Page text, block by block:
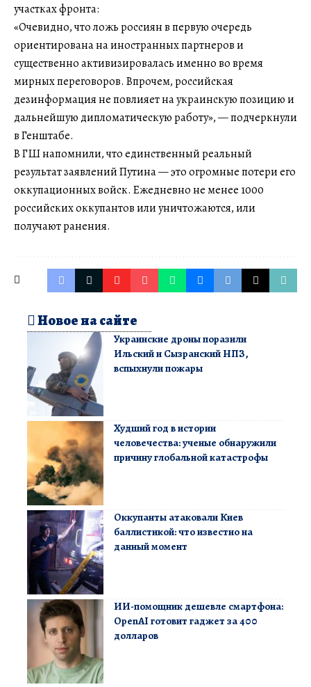
участках фронта:
«Очевидно, что ложь россиян в первую очередь
ориентирована на иностранных партнеров и
существенно активизировалась именно во время
мирных переговоров. Впрочем, российская
дезинформация не повлияет на украинскую позицию и
дальнейшую дипломатическую работу», — подчеркнули
в Генштабе.
В ГШ напомнили, что единственный реальный
результат заявлений Путина — это огромные потери его
оккупационных войск. Ежедневно не менее 1000
российских оккупантов или уничтожаются, или
получают ранения.
Новое на сайте
Украинские дроны поразили
Ильский и Сызранский НПЗ,
вспыхнули пожары
Худший год в истории
человечества: ученые обнаружили
причину глобальной катастрофы
Оккупанты атаковали Киев
баллистикой: что известно на
данный момент
ИИ-помощник дешевле смартфона:
OpenAI готовит гаджет за 400
долларов